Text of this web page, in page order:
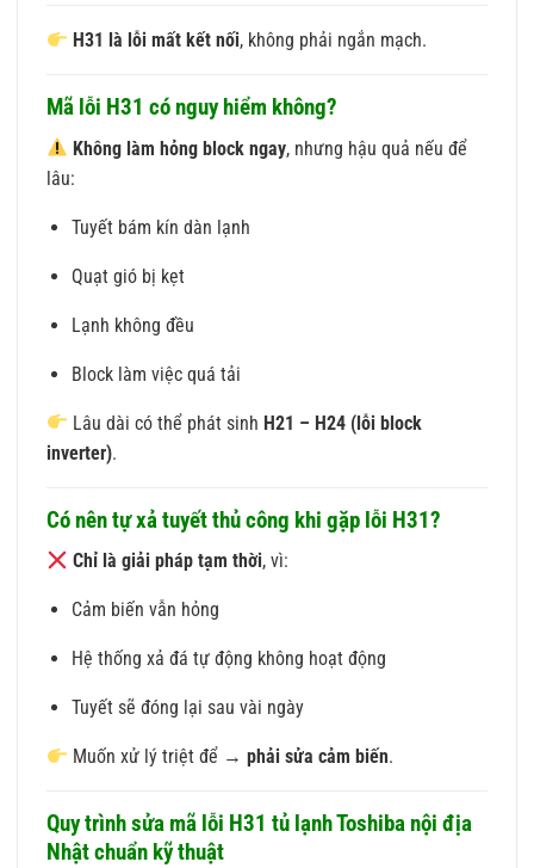
H31 là lỗi mất kết nối, không phải ngắn mạch.
Mã lỗi H31 có nguy hiểm không?
Không làm hỏng block ngay, nhưng hậu quả nếu để
lâu:
Tuyết bám kín dàn lạnh
Quạt gió bị kẹt
Lạnh không đều
Block làm việc quá tải
Lâu dài có thể phát sinh H21 – H24 (lỗi block
inverter).
Có nên tự xả tuyết thủ công khi gặp lỗi H31?
Chỉ là giải pháp tạm thời, vì:
Cảm biến vẫn hỏng
Hệ thống xả đá tự động không hoạt động
Tuyết sẽ đóng lại sau vài ngày
Muốn xử lý triệt để →phải sửa cảm biến.
Quy trình sửa mã lỗi H31 tủ lạnh Toshiba nội địa
Nhật chuẩn kỹ thuật